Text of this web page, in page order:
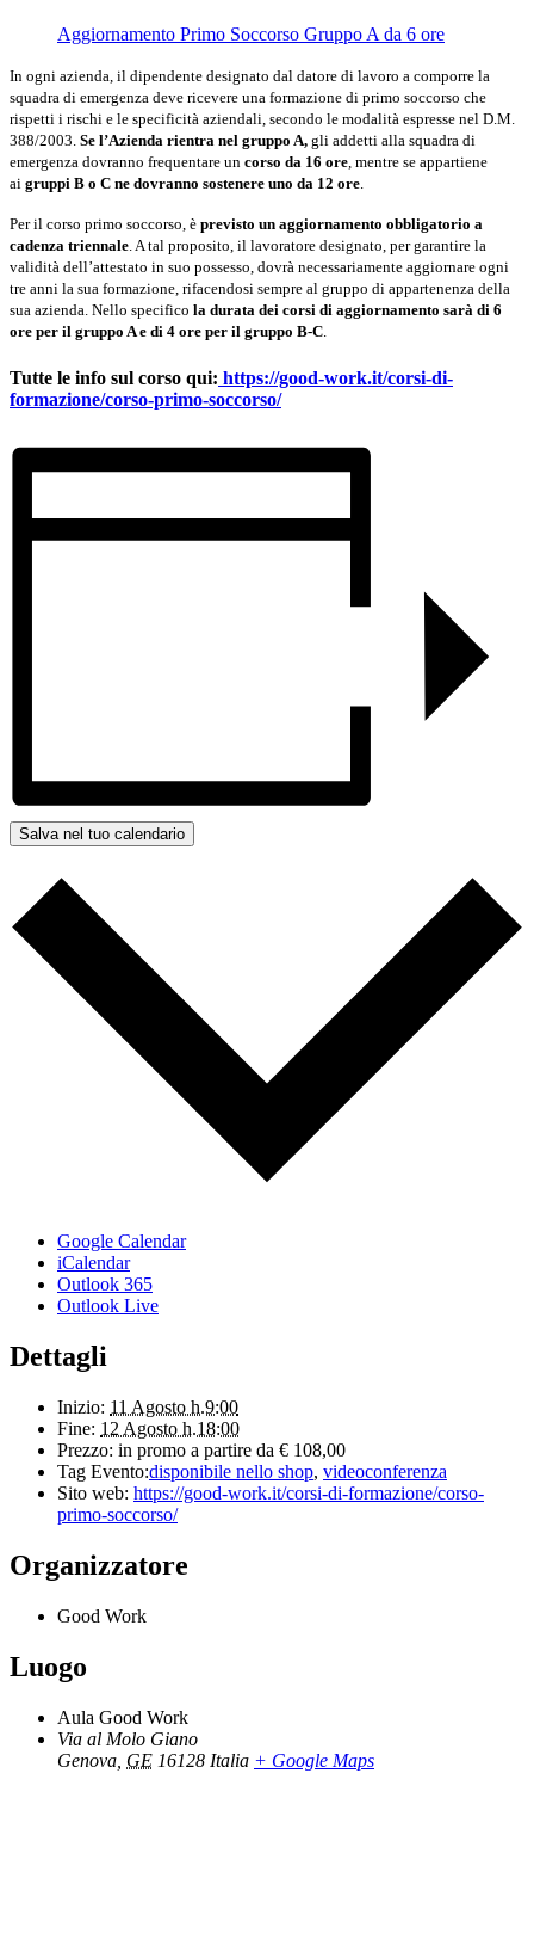
Aggiornamento Primo Soccorso Gruppo A da 6 ore
In ogni azienda, il dipendente designato dal datore di lavoro a comporre la
squadra di emergenza deve ricevere una formazione di primo soccorso che
rispetti i rischi e le specificità aziendali, secondo le modalità espresse nel D.M.
388/2003. Se l’Azienda rientra nel gruppo A, gli addetti alla squadra di
emergenza dovranno frequentare un corso da 16 ore, mentre se appartiene
ai gruppi B o C ne dovranno sostenere uno da 12 ore.
Per il corso primo soccorso, è previsto un aggiornamento obbligatorio a
cadenza triennale. A tal proposito, il lavoratore designato, per garantire la
validità dell’attestato in suo possesso, dovrà necessariamente aggiornare ogni
tre anni la sua formazione, rifacendosi sempre al gruppo di appartenenza della
sua azienda. Nello specifico la durata dei corsi di aggiornamento sarà di 6
ore per il gruppo A e di 4 ore per il gruppo B-C.
Tutte le info sul corso qui: https://good-work.it/corsi-di-
formazione/corso-primo-soccorso/
Salva nel tuo calendario
Google Calendar
iCalendar
Outlook 365
Outlook Live
Dettagli
Inizio: 11 Agosto h.9:00
Fine: 12 Agosto h.18:00
Prezzo: in promo a partire da € 108,00
Tag Evento:disponibile nello shop, videoconferenza
Sito web: https://good-work.it/corsi-di-formazione/corso-
primo-soccorso/
Organizzatore
Good Work
Luogo
Aula Good Work
Via al Molo Giano
Genova GE 16128 Italia + Google Maps